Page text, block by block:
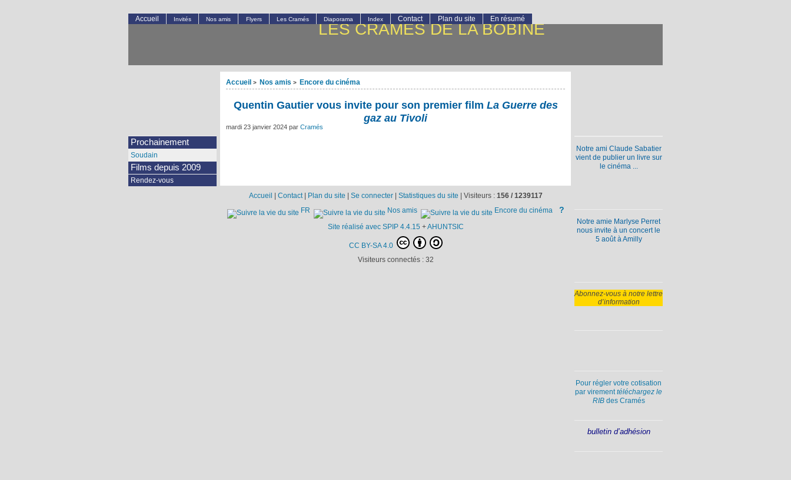
LES CRAMÉS DE LA BOBINE
Accueil > Nos amis > Encore du cinéma
Quentin Gautier vous invite pour son premier film La Guerre des
gaz au Tivoli
mardi 23 janvier 2024 par Cramés
Notre ami Claude Sabatier
vient de publier un livre sur
le cinéma ...
Notre amie Marlyse Perret
nous invite à un concert le
5 août à Amilly
Abonnez-vous à notre lettre
d’information
Pour régler votre cotisation
par virementtéléchargez le
RIBdes Cramés
bulletin d’adhésion
Accueil Invités Nos amis Flyers Les Cramés Diaporama Index Contact Plan du site En résumé
Prochainement
Soudain
Films depuis 2009
Rendez-vous
Accueil Contact| Plan du site Se connecter| Statistiques du site Visiteurs : 156 / 1239117
FR
Nos amis Encore du cinéma ?
Site réalisé avec SPIP 4.4.15 +AHUNTSIC
CC BY-SA 4.0
Visiteurs connectés : 32